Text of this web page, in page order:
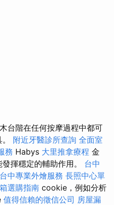
木台階在任何按摩過程中都可
附近牙醫診所查詢 全面室
務 Habys 大里推拿療程 金
揮穩定的輔助作用。 台中
台中專業外燴服務 長照中心單
選購指南 cookie，例如分析
值得信賴的徵信公司 房屋漏